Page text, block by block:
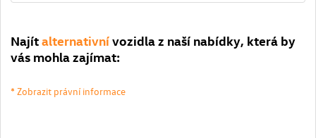
Najítalternativnívozidla z naší nabídky, která by
vás mohla zajímat:
* Zobrazit právní informace